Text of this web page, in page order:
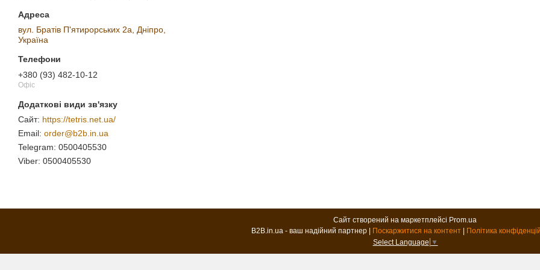
вул. Братів П'ятирорських 2а, Дніпро,
Україна
+380 (93) 482-10-12
Офіс
https://tetris.net.ua/
order@b2b.in.ua
0500405530
0500405530
Сайт створений на маркетплейсі Prom.ua
Поскаржитися на контент
Політика
Select Language ▼